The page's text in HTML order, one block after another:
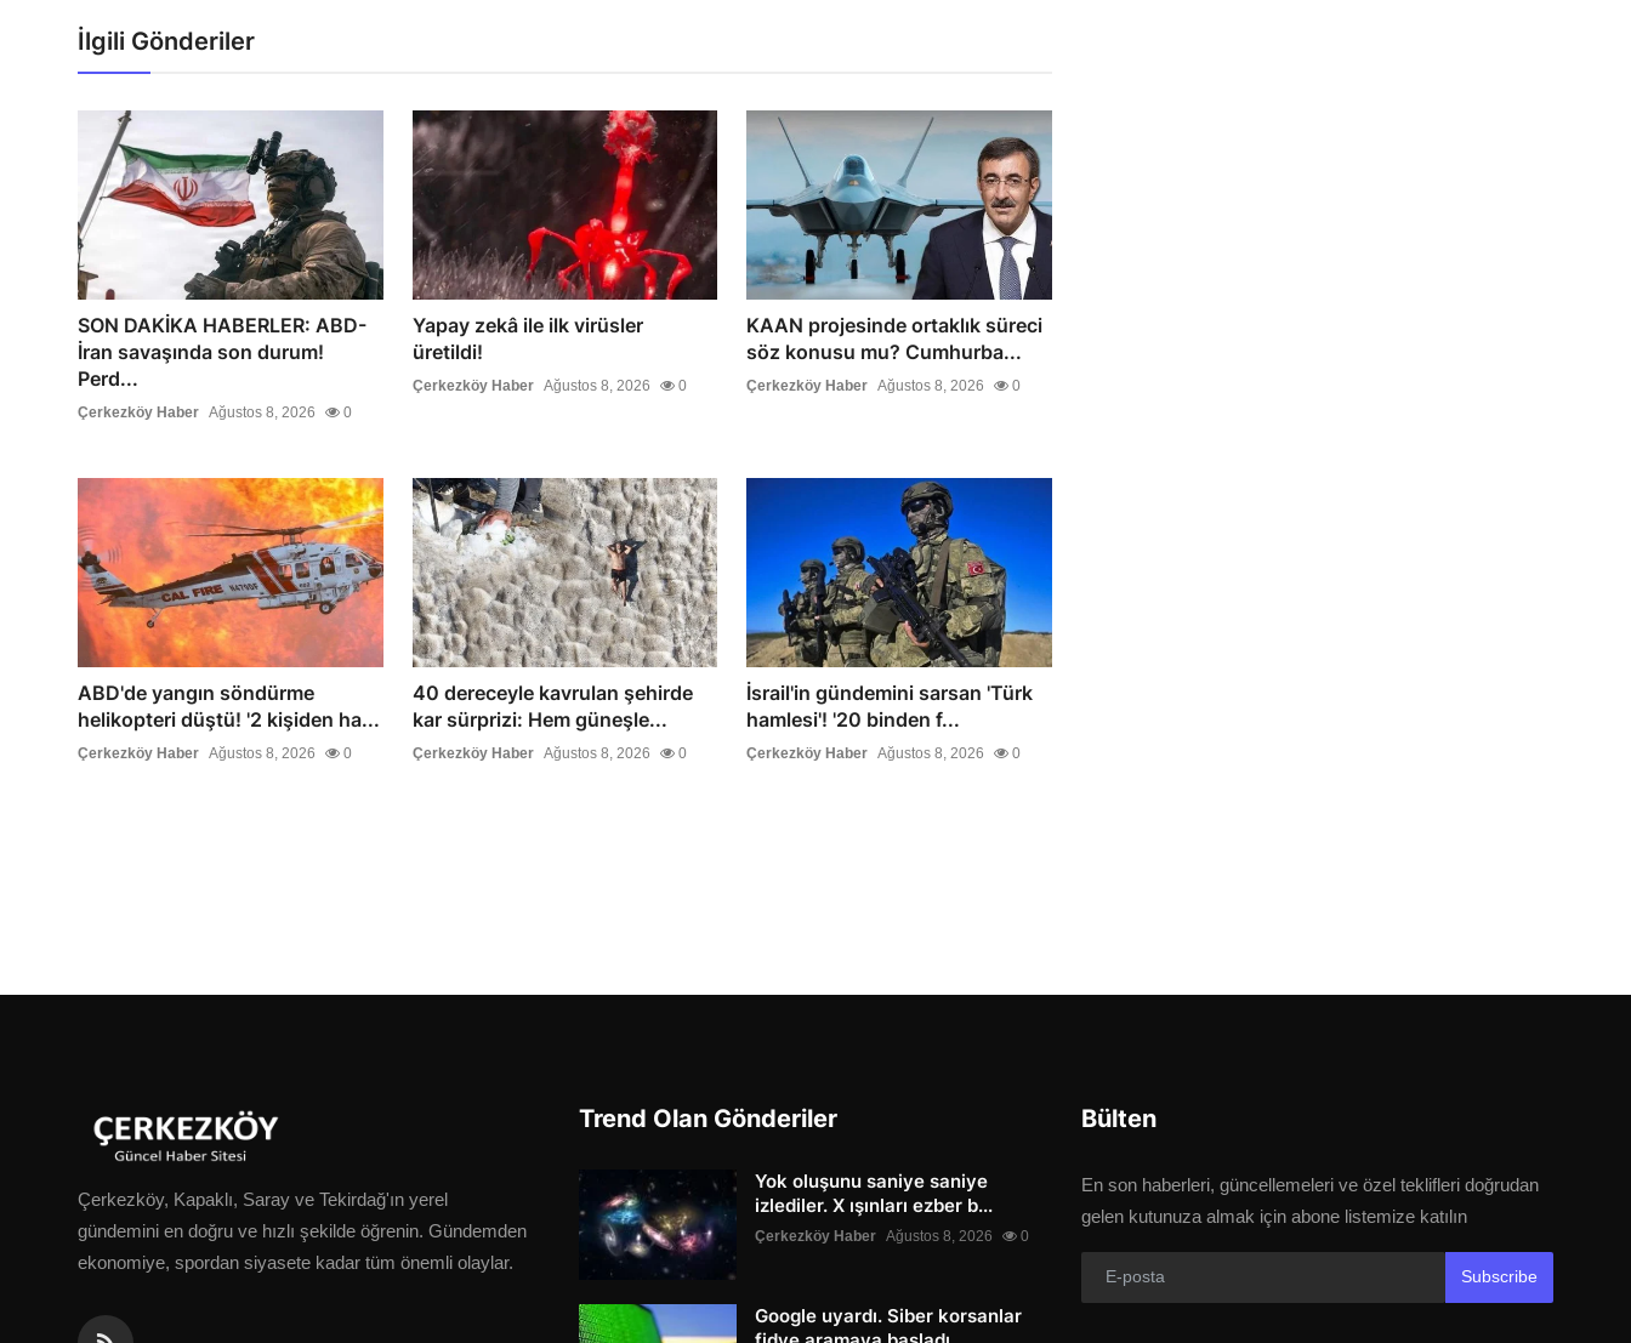
İlgili Gönderiler
SON DAKİKA HABERLER: ABD-
İran savaşında son durum!
Perd...
Çerkezköy Haber Ağustos 8, 2026 0
Yapay zekâ ile ilk virüsler
üretildi!
Çerkezköy Haber Ağustos 8, 2026 0
KAAN projesinde ortaklık süreci
söz konusu mu? Cumhurba...
Çerkezköy Haber Ağustos 8, 2026 0
ABD'de yangın söndürme
helikopteri düştü! '2 kişiden ha...
Çerkezköy Haber Ağustos 8, 2026 0
40 dereceyle kavrulan şehirde
kar sürprizi: Hem güneşle...
Çerkezköy Haber Ağustos 8, 2026 0
İsrail'in gündemini sarsan 'Türk
hamlesi'! '20 binden f...
Çerkezköy Haber Ağustos 8, 2026 0
Çerkezköy, Kapaklı, Saray ve Tekirdağ'ın yerel
gündemini en doğru ve hızlı şekilde öğrenin. Gündemden
ekonomiye, spordan siyasete kadar tüm önemli olaylar.
Trend Olan Gönderiler
Yok oluşunu saniye saniye
izlediler. X ışınları ezber b...
Çerkezköy Haber Ağustos 8, 2026 0
Google uyardı. Siber korsanlar
Bülten
En son haberleri, güncellemeleri ve özel teklifleri doğrudan
gelen kutunuza almak için abone listemize katılın
Subscribe